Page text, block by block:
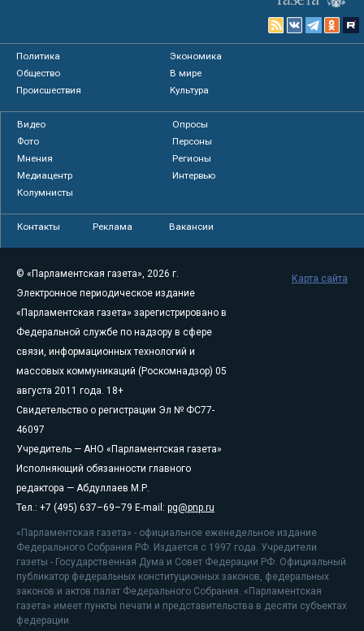
Политика
Экономика
Общество
В мире
Происшествия
Культура
Видео
Опросы
Фото
Персоны
Мнения
Регионы
Медиацентр
Интервью
Колумнисты
Контакты Реклама Вакансии
© «Парламентская газета», 2026 г.
Электронное периодическое издание
«Парламентская газета» зарегистрировано в
Федеральной службе по надзору в сфере
связи, информационных технологий и
массовых коммуникаций (Роскомнадзор) 05
августа 2011 года. 18+
Свидетельство о регистрации Эл № ФС77-
46097
Учредитель — АНО «Парламентская газета»
Исполняющий обязанности главного
редактора — Абдуллаев М.Р.
Тел.: +7 (495) 637–69–79 E-mail: pg@pnp.ru
«Парламентская газета» - официальное еженедельное издание
Федерального Собрания РФ. Издается с 1997 года. Учредители
газеты - Государственная Дума и Совет Федерации РФ. Официальный
публикатор федеральных конституционных законов, федеральных
законов и актов палат Федерального Собрания. «Парламентская
газета» имеет пункты печати и представительства в десяти субъектах
федерации.
Карта сайта